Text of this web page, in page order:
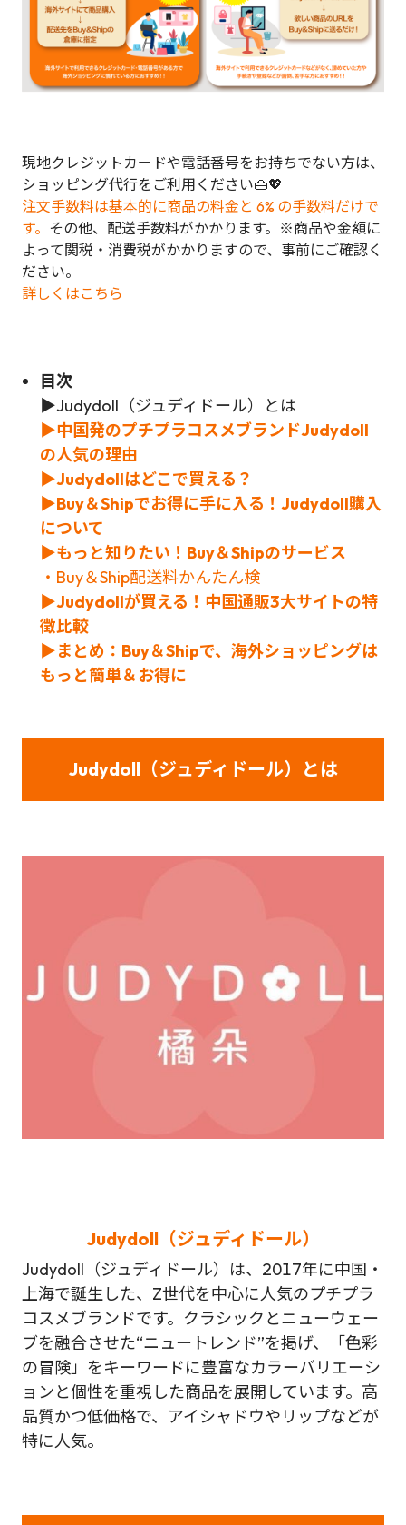
現地クレジットカードや電話番号をお持ちでない方は、
ショッピング代行をご利用ください👜💖
注文手数料は基本的に商品の料金と 6% の手数料だけで
す。 その他、配送手数料がかかります。※商品や金額に
よって関税・消費税がかかりますので、事前にご確認く
ださい。
詳しくはこちら
目次
▶Judydoll（ジュディドール）とは
▶中国発のプチプラコスメブランドJudydoll
の人気の理由
▶Judydollはどこで買える？
▶Buy＆Shipでお得に手に入る！Judydoll購入
について
▶もっと知りたい！Buy＆Shipのサービス
・Buy＆Ship配送料かんたん検
▶Judydollが買える！中国通販3大サイトの特
徴比較
▶まとめ：Buy＆Shipで、海外ショッピングは
もっと簡単＆お得に
Judydoll（ジュディドール）とは
Judydoll（ジュディドール）
Judydoll（ジュディドール）は、2017年に中国・
上海で誕生した、Z世代を中心に人気のプチプラ
コスメブランドです。クラシックとニューウェー
ブを融合させた“ニュートレンド”を掲げ、「色彩
の冒険」をキーワードに豊富なカラーバリエーシ
ョンと個性を重視した商品を展開しています。高
品質かつ低価格で、アイシャドウやリップなどが
特に人気。